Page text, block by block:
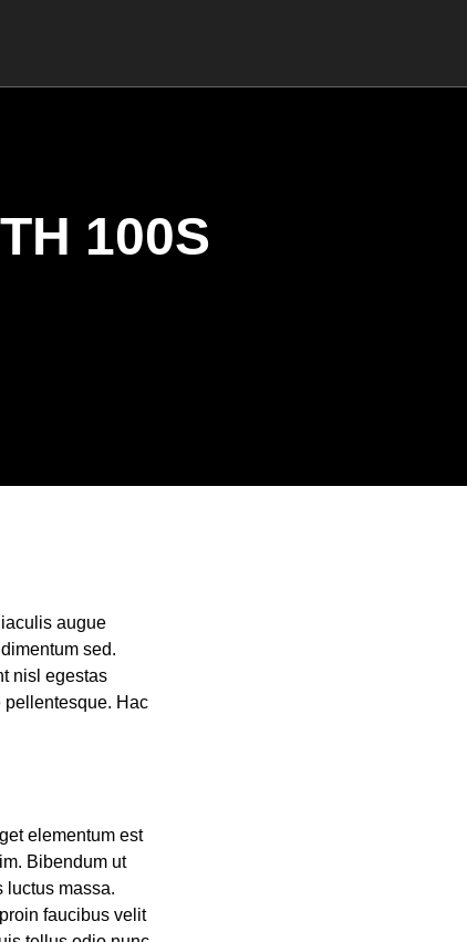
100S
augue
sed.
nisl egestas
Hac
elementum est
Bibendum ut
luctus massa.
faucibus velit